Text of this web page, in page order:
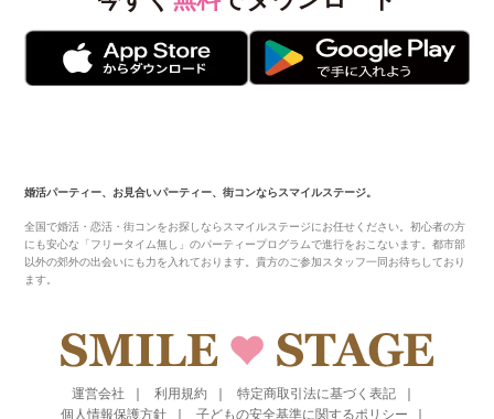
婚活パーティー、お見合いパーティー、街コンならスマイルステージ。
全国で婚活・恋活・街コンをお探しならスマイルステージにお任せください。初心者の方
にも安心な「フリータイム無し」のパーティープログラムで進行をおこないます。都市部
以外の郊外の出会いにも力を入れております。貴方のご参加スタッフ一同お待ちしており
ます。
運営会社 利用規約
特定商取引法に基づく表記
個人情報保護方針
子どもの安全基準に関するポリシー